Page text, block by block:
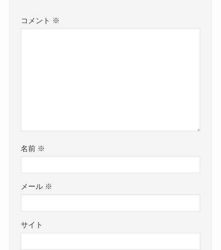
コメント ※
名前 ※
メール ※
サイト